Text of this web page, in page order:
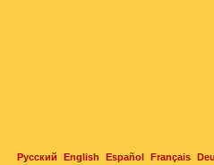
Русский English Español Français